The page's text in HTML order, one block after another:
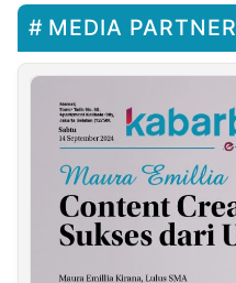
MEDIA PARTNER